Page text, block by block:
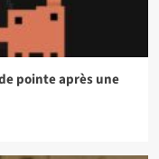
pointe après une